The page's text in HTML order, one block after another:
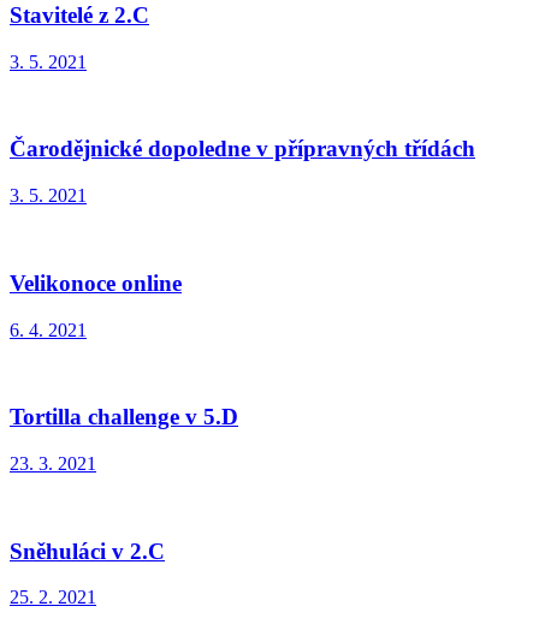
Stavitelé z 2.C
3. 5. 2021
Čarodějnické dopoledne v přípravných třídách
3. 5. 2021
Velikonoce online
6. 4. 2021
Tortilla challenge v 5.D
23. 3. 2021
Sněhuláci v 2.C
25. 2. 2021